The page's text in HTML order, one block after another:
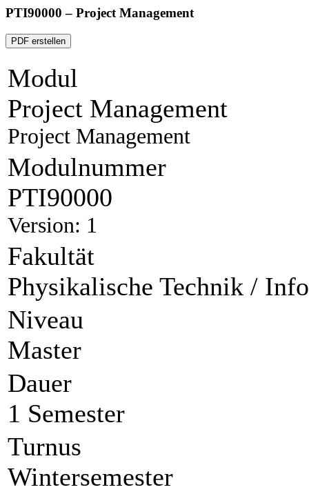
PTI90000 – Project Management
PDF erstellen
Modul
Project Management
Project Management
Modulnummer
PTI90000
Version: 1
Fakultät
Physikalische Technik /
Niveau
Master
Dauer
1 Semester
Turnus
Wintersemester